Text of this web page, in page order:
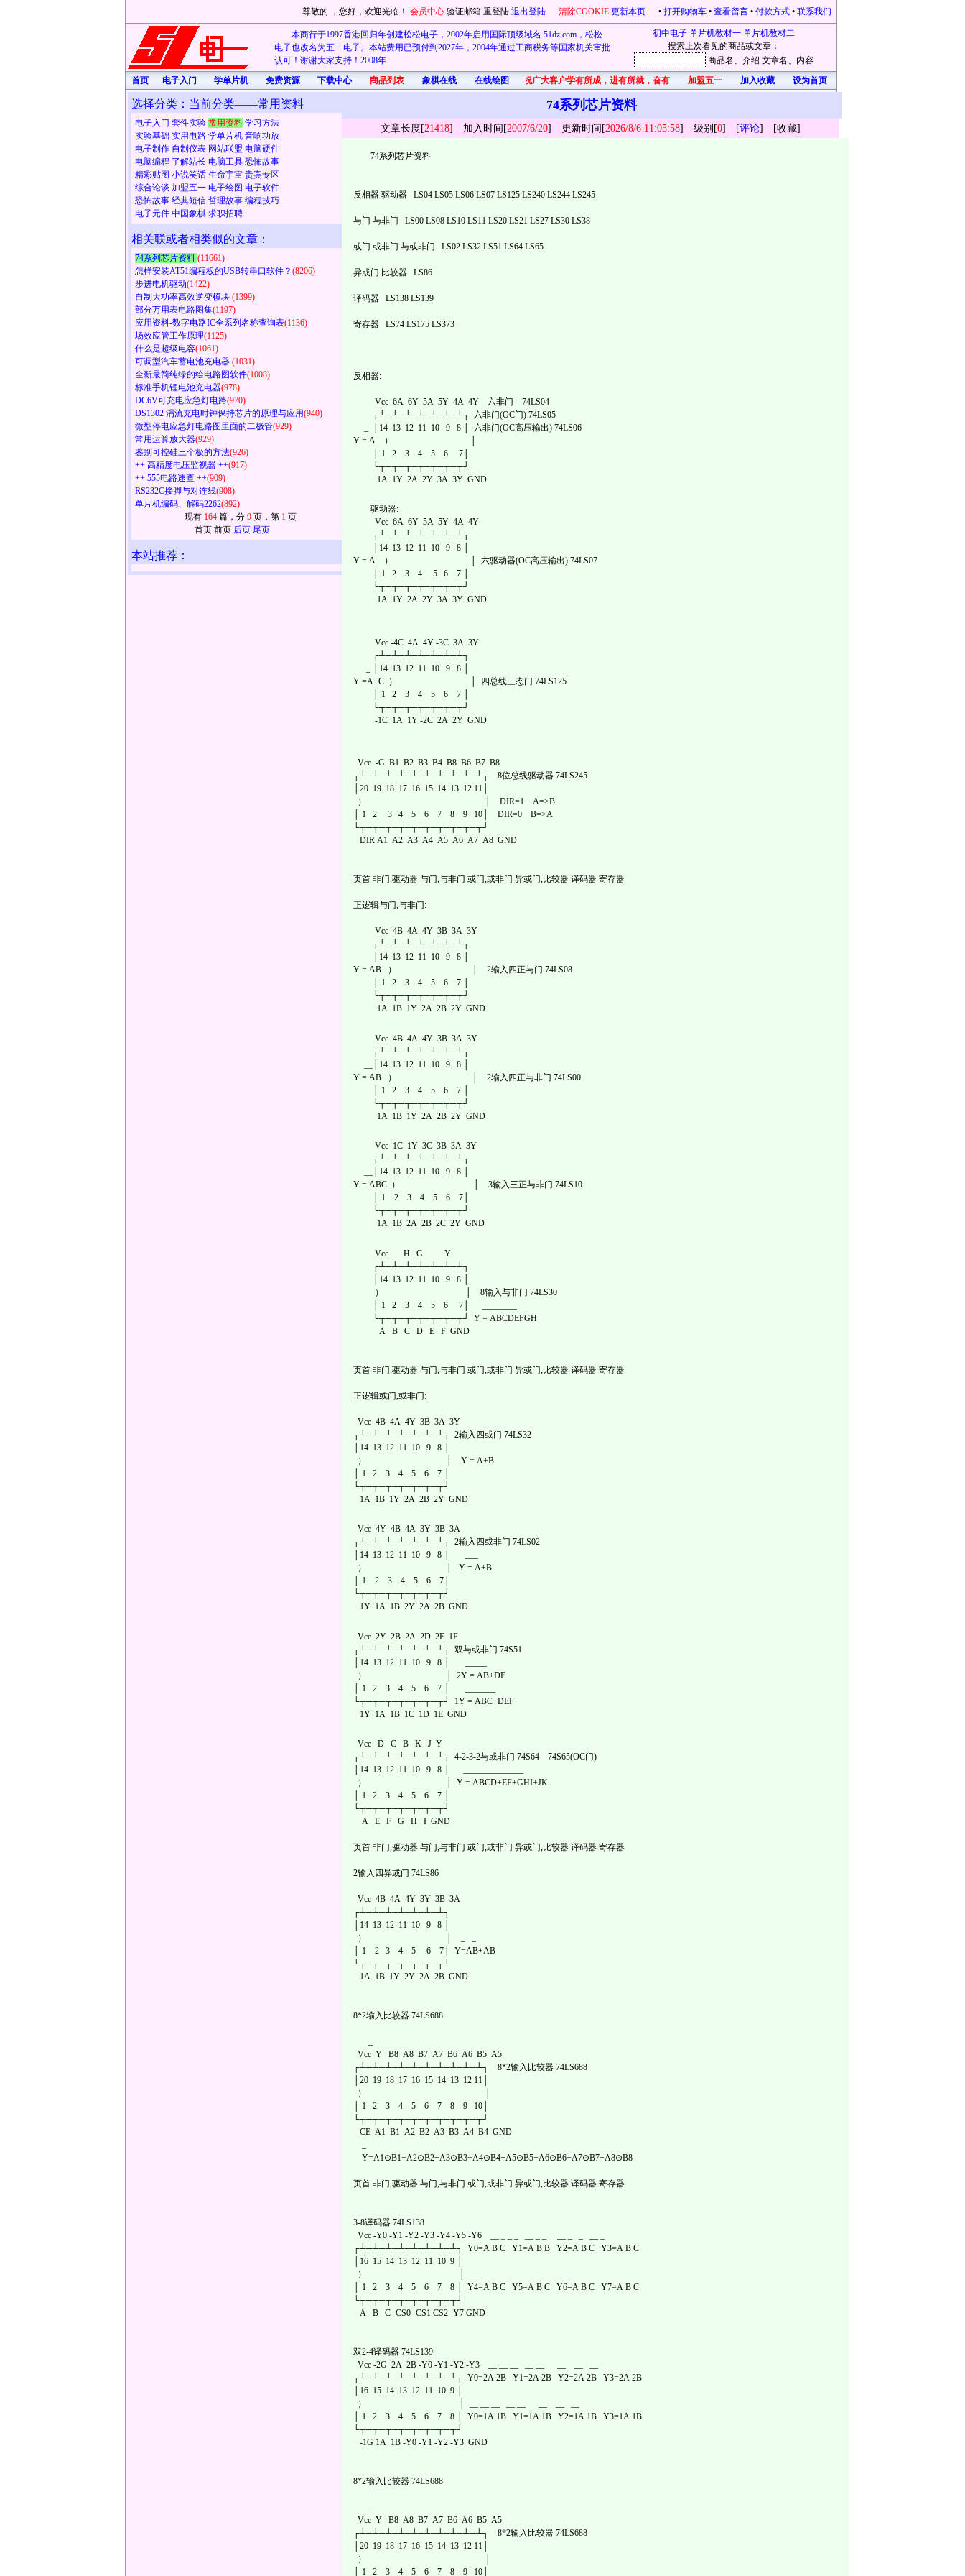
尊敬的 ，您好，欢迎光临！ 会员中心 验证邮箱 重登陆 退出登陆 清除COOKIE 更新本页 • 打开购物车 • 查看留言 • 付款方式 • 联系我们
本商行于1997香港回归年创建松松电子，2002年启用国际顶级域名 51dz.com，松松
电子也改名为五一电子。本站费用已预付到2027年，2004年通过工商税务等国家机关审批
认可！谢谢大家支持！2008年
初中电子 单片机教材一 单片机教材二
搜索上次看见的商品或文章：
商品名 、介绍 文章名 、内容
首页
电子入门 学单片机 免费资源 下载中心 商品列表 象棋在线 在线绘图
首先在此祝广大客户学有所成，进有所就，奋有所获，开心每一天！凡在本站购物的，均有礼品赠送。本站为感恩新老客户
加盟五一 加入收藏 设为首页
选择分类：当前分类——常用资料
电子入门 套件实验 常用资料 学习方法
实验基础 实用电路 学单片机 音响功放
电子制作 自制仪表 网站联盟 电脑硬件
电脑编程 了解站长 电脑工具 恐怖故事
精彩贴图 小说笑话 生命宇宙 贵宾专区
综合论谈 加盟五一 电子绘图 电子软件
恐怖故事 经典短信 哲理故事 编程技巧
电子元件 中国象棋 求职招聘
相关联或者相类似的文章：
74系列芯片资料 (11661)
怎样安装AT51编程板的USB转串口软件？ (8206)
步进电机驱动(1422)
自制大功率高效逆变模块 (1399)
部分万用表电路图集(1197)
应用资料-数字电路IC全系列名称查询表(1136)
场效应管工作原理(1125)
什么是超级电容(1061)
可调型汽车蓄电池充电器 (1031)
全新最简纯绿的绘电路图软件(1008)
标准手机锂电池充电器(978)
DC6V可充电应急灯电路(970)
DS1302 涓流充电时钟保持芯片的原理与应用(940)
微型停电应急灯电路图里面的二极管(929)
常用运算放大器(929)
鉴别可控硅三个极的方法(926)
++ 高精度电压监视器 ++(917)
++ 555电路速查 ++(909)
RS232C接脚与对连线(908)
单片机编码、解码2262(892)
现有 164 篇，分 9 页，第 1 页
首页 前页 后页 尾页
本站推荐：
74系列芯片资料
文章长度[21418] 加入时间[2007/6/20] 更新时间[2026/8/6 11:05:58] 级别[0] [评论] [收藏]
74系列芯片资料
反相器 驱动器 LS04 LS05 LS06 LS07 LS125 LS240 LS244 LS245
与门 与非门 LS00 LS08 LS10 LS11 LS20 LS21 LS27 LS30 LS38
或门 或非门 与或非门 LS02 LS32 LS51 LS64 LS65
异或门 比较器 LS86
译码器 LS138 LS139
寄存器 LS74 LS175 LS373
反相器:
Vcc 6A 6Y 5A 5Y 4A 4Y 六非门 74LS04
┌┴─┴─┴─┴─┴─┴─┴┐ 六非门(OC门) 74LS05
_ │14 13 12 11 10 9 8 │ 六非门(OC高压输出) 74LS06
Y = A ） │
│ 1 2 3 4 5 6 7│
└┬─┬─┬─┬─┬─┬─┬┘
1A 1Y 2A 2Y 3A 3Y GND
驱动器:
Vcc 6A 6Y 5A 5Y 4A 4Y
┌┴─┴─┴─┴─┴─┴─┴┐
│14 13 12 11 10 9 8 │
Y = A ） │ 六驱动器(OC高压输出) 74LS07
│ 1 2 3 4 5 6 7 │
└┬─┬─┬─┬─┬─┬─┬┘
1A 1Y 2A 2Y 3A 3Y GND
Vcc -4C 4A 4Y -3C 3A 3Y
┌┴─┴─┴─┴─┴─┴─┴┐
_ │14 13 12 11 10 9 8 │
Y =A+C ） │ 四总线三态门 74LS125
│ 1 2 3 4 5 6 7 │
└┬─┬─┬─┬─┬─┬─┬┘
-1C 1A 1Y -2C 2A 2Y GND
Vcc -G B1 B2 B3 B4 B8 B6 B7 B8
┌┴─┴─┴─┴─┴─┴─┴─┴─┴─┴┐ 8位总线驱动器 74LS245
│20 19 18 17 16 15 14 13 12 11│
） │ DIR=1 A=>B
│ 1 2 3 4 5 6 7 8 9 10│ DIR=0 B=>A
└┬─┬─┬─┬─┬─┬─┬─┬─┬─┬┘
DIR A1 A2 A3 A4 A5 A6 A7 A8 GND
页首 非门,驱动器 与门,与非门 或门,或非门 异或门,比较器 译码器 寄存器
正逻辑与门,与非门:
Vcc 4B 4A 4Y 3B 3A 3Y
┌┴─┴─┴─┴─┴─┴─┴┐
│14 13 12 11 10 9 8 │
Y = AB ） │ 2输入四正与门 74LS08
│ 1 2 3 4 5 6 7 │
└┬─┬─┬─┬─┬─┬─┬┘
1A 1B 1Y 2A 2B 2Y GND
Vcc 4B 4A 4Y 3B 3A 3Y
┌┴─┴─┴─┴─┴─┴─┴┐
__│14 13 12 11 10 9 8 │
Y = AB ） │ 2输入四正与非门 74LS00
│ 1 2 3 4 5 6 7 │
└┬─┬─┬─┬─┬─┬─┬┘
1A 1B 1Y 2A 2B 2Y GND
Vcc 1C 1Y 3C 3B 3A 3Y
┌┴─┴─┴─┴─┴─┴─┴┐
__│14 13 12 11 10 9 8 │
Y = ABC ） │ 3输入三正与非门 74LS10
│ 1 2 3 4 5 6 7│
└┬─┬─┬─┬─┬─┬─┬┘
1A 1B 2A 2B 2C 2Y GND
Vcc H G Y
┌┴─┴─┴─┴─┴─┴─┴┐
│14 13 12 11 10 9 8 │
） │ 8输入与非门 74LS30
│ 1 2 3 4 5 6 7│ ________
└┬─┬─┬─┬─┬─┬─┬┘ Y = ABCDEFGH
A B C D E F GND
页首 非门,驱动器 与门,与非门 或门,或非门 异或门,比较器 译码器 寄存器
正逻辑或门,或非门:
Vcc 4B 4A 4Y 3B 3A 3Y
┌┴─┴─┴─┴─┴─┴─┴┐ 2输入四或门 74LS32
│14 13 12 11 10 9 8 │
） │ Y = A+B
│ 1 2 3 4 5 6 7 │
└┬─┬─┬─┬─┬─┬─┬┘
1A 1B 1Y 2A 2B 2Y GND
Vcc 4Y 4B 4A 3Y 3B 3A
┌┴─┴─┴─┴─┴─┴─┴┐ 2输入四或非门 74LS02
│14 13 12 11 10 9 8 │ ___
） │ Y = A+B
│ 1 2 3 4 5 6 7│
└┬─┬─┬─┬─┬─┬─┬┘
1Y 1A 1B 2Y 2A 2B GND
Vcc 2Y 2B 2A 2D 2E 1F
┌┴─┴─┴─┴─┴─┴─┴┐ 双与或非门 74S51
│14 13 12 11 10 9 8 │ _____
） │ 2Y = AB+DE
│ 1 2 3 4 5 6 7 │ _______
└┬─┬─┬─┬─┬─┬─┬┘ 1Y = ABC+DEF
1Y 1A 1B 1C 1D 1E GND
Vcc D C B K J Y
┌┴─┴─┴─┴─┴─┴─┴┐ 4-2-3-2与或非门 74S64 74S65(OC门)
│14 13 12 11 10 9 8 │ ______________
） │ Y = ABCD+EF+GHI+JK
│ 1 2 3 4 5 6 7 │
└┬─┬─┬─┬─┬─┬─┬┘
A E F G H I GND
页首 非门,驱动器 与门,与非门 或门,或非门 异或门,比较器 译码器 寄存器
2输入四异或门 74LS86
Vcc 4B 4A 4Y 3Y 3B 3A
┌┴─┴─┴─┴─┴─┴─┴┐
│14 13 12 11 10 9 8 │
） │ _ _
│ 1 2 3 4 5 6 7│ Y=AB+AB
└┬─┬─┬─┬─┬─┬─┬┘
1A 1B 1Y 2Y 2A 2B GND
8*2输入比较器 74LS688
Vcc Y B8 A8 B7 A7 B6 A6 B5 A5
┌┴─┴─┴─┴─┴─┴─┴─┴─┴─┴┐ 8*2输入比较器 74LS688
│20 19 18 17 16 15 14 13 12 11│
） │
│ 1 2 3 4 5 6 7 8 9 10│
└┬─┬─┬─┬─┬─┬─┬─┬─┬─┬┘
CE A1 B1 A2 B2 A3 B3 A4 B4 GND
Y=A1⊙B1+A2⊙B2+A3⊙B3+A4⊙B4+A5⊙B5+A6⊙B6+A7⊙B7+A8⊙B8
页首 非门,驱动器 与门,与非门 或门,或非门 异或门,比较器 译码器 寄存器
3-8译码器 74LS138
Vcc -Y0 -Y1 -Y2 -Y3 -Y4 -Y5 -Y6 __ _ _ _ __ _ _ __ _ _ __ _
┌┴─┴─┴─┴─┴─┴─┴─┴┐ Y0=A B C Y1=A B B Y2=A B C Y3=A B C
│16 15 14 13 12 11 10 9 │
） │ __ _ _ __ _ __ _ __
│ 1 2 3 4 5 6 7 8 │ Y4=A B C Y5=A B C Y6=A B C Y7=A B C
└┬─┬─┬─┬─┬─┬─┬─┬┘
A B C -CS0 -CS1 CS2 -Y7 GND
双2-4译码器 74LS139
Vcc -2G 2A 2B -Y0 -Y1 -Y2 -Y3 __ __ __ __ __ __ __ __
┌┴─┴─┴─┴─┴─┴─┴─┴┐ Y0=2A 2B Y1=2A 2B Y2=2A 2B Y3=2A 2B
│16 15 14 13 12 11 10 9 │
） │ __ __ __ __ __ __ __ __
│ 1 2 3 4 5 6 7 8 │ Y0=1A 1B Y1=1A 1B Y2=1A 1B Y3=1A 1B
└┬─┬─┬─┬─┬─┬─┬─┬┘
-1G 1A 1B -Y0 -Y1 -Y2 -Y3 GND
8*2输入比较器 74LS688
Vcc Y B8 A8 B7 A7 B6 A6 B5 A5
┌┴─┴─┴─┴─┴─┴─┴─┴─┴─┴┐ 8*2输入比较器 74LS688
│20 19 18 17 16 15 14 13 12 11│
） │
│ 1 2 3 4 5 6 7 8 9 10│